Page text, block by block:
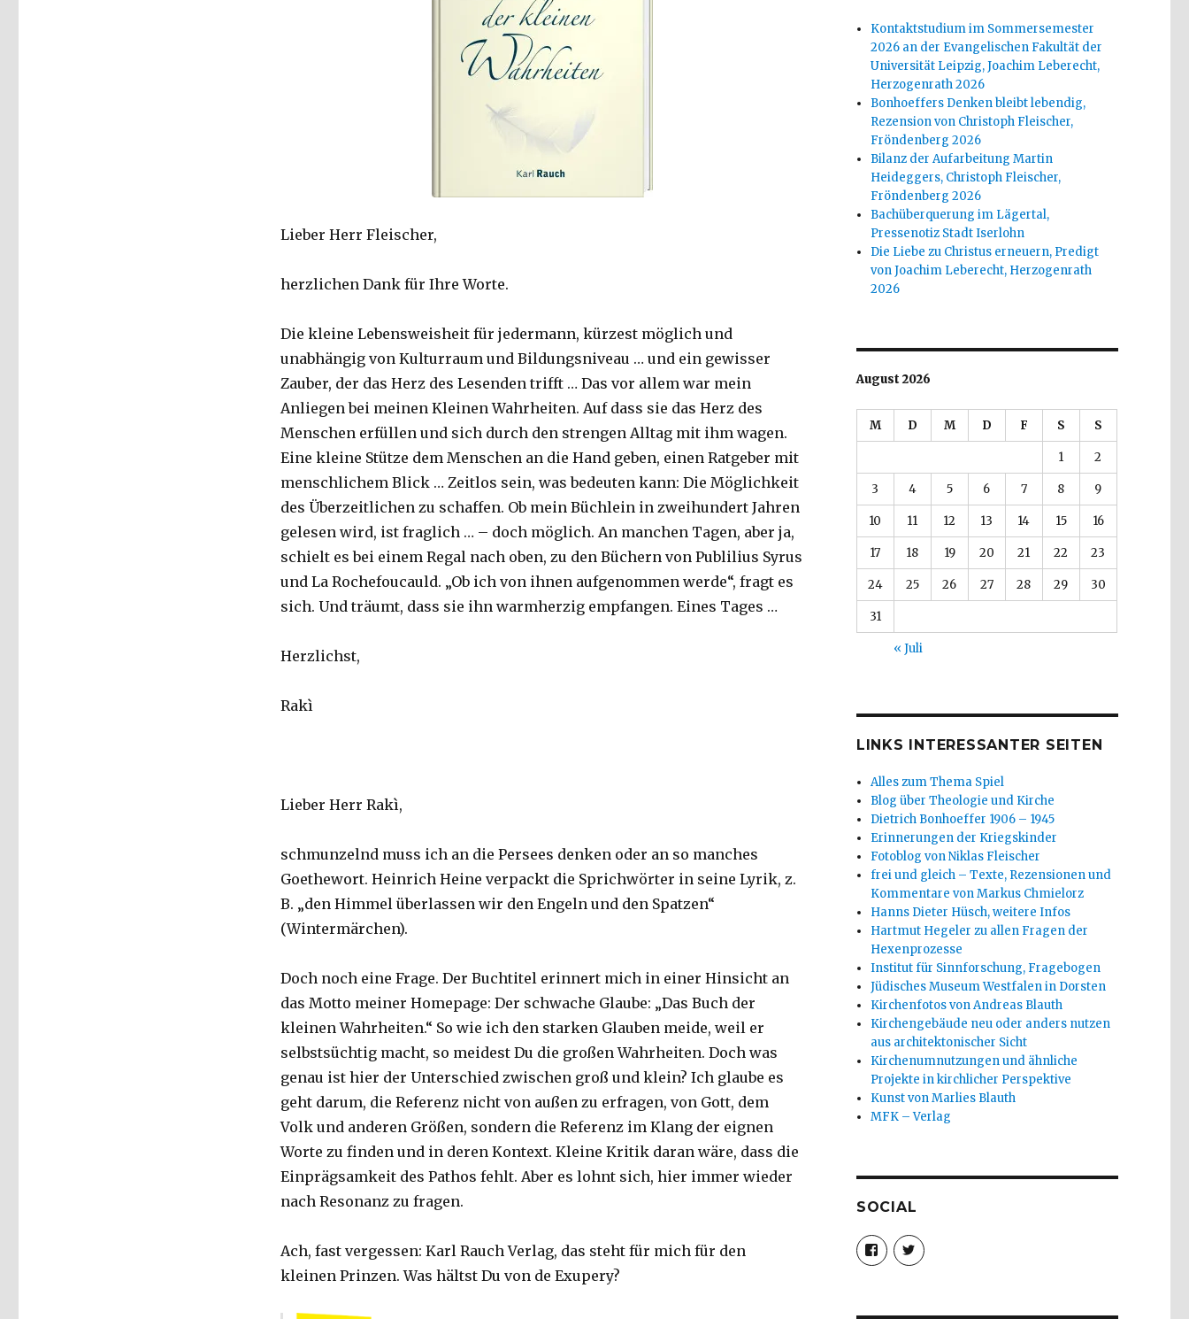
Lieber Herr Fleischer,
herzlichen Dank für Ihre Worte.
Die kleine Lebensweisheit für jedermann, kürzest möglich und
unabhängig von Kulturraum und Bildungsniveau … und ein gewisser
Zauber, der das Herz des Lesenden trifft … Das vor allem war mein
Anliegen bei meinen Kleinen Wahrheiten. Auf dass sie das Herz des
Menschen erfüllen und sich durch den strengen Alltag mit ihm wagen.
Eine kleine Stütze dem Menschen an die Hand geben, einen Ratgeber mit
menschlichem Blick … Zeitlos sein, was bedeuten kann: Die Möglichkeit
des Überzeitlichen zu schaffen. Ob mein Büchlein in zweihundert Jahren
gelesen wird, ist fraglich … – doch möglich. An manchen Tagen, aber ja,
schielt es bei einem Regal nach oben, zu den Büchern von Publilius Syrus
und La Rochefoucauld. „Ob ich von ihnen aufgenommen werde“, fragt es
sich. Und träumt, dass sie ihn warmherzig empfangen. Eines Tages …
Herzlichst,
Rakì
Lieber Herr Rakì,
schmunzelnd muss ich an die Persees denken oder an so manches
Goethewort. Heinrich Heine verpackt die Sprichwörter in seine Lyrik, z.
B. „den Himmel überlassen wir den Engeln und den Spatzen“
(Wintermärchen).
Doch noch eine Frage. Der Buchtitel erinnert mich in einer Hinsicht an
das Motto meiner Homepage: Der schwache Glaube: „Das Buch der
kleinen Wahrheiten.“ So wie ich den starken Glauben meide, weil er
selbstsüchtig macht, so meidest Du die großen Wahrheiten. Doch was
genau ist hier der Unterschied zwischen groß und klein? Ich glaube es
geht darum, die Referenz nicht von außen zu erfragen, von Gott, dem
Volk und anderen Größen, sondern die Referenz im Klang der eignen
Worte zu finden und in deren Kontext. Kleine Kritik daran wäre, dass die
Einprägsamkeit des Pathos fehlt. Aber es lohnt sich, hier immer wieder
nach Resonanz zu fragen.
Ach, fast vergessen: Karl Rauch Verlag, das steht für mich für den
kleinen Prinzen. Was hältst Du von de Exupery?
Kontaktstudium im Sommersemester
2026 an der Evangelischen Fakultät der
Universität Leipzig, Joachim Leberecht,
Herzogenrath 2026
Bonhoeffers Denken bleibt lebendig,
Rezension von Christoph Fleischer,
Fröndenberg 2026
Bilanz der Aufarbeitung Martin
Heideggers, Christoph Fleischer,
Fröndenberg 2026
Bachüberquerung im Lägertal,
Pressenotiz Stadt Iserlohn
Die Liebe zu Christus erneuern, Predigt
von Joachim Leberecht, Herzogenrath
2026
August 2026
M D M D F S S
1 2
3 4 5 6 7 8 9
10 11 12 13 14 15 16
17 18 19 20 21 22 23
24 25 26 27 28 29 30
31
« Juli
LINKS INTERESSANTER SEITEN
Alles zum Thema Spiel
Blog über Theologie und Kirche
Dietrich Bonhoeffer 1906 – 1945
Erinnerungen der Kriegskinder
Fotoblog von Niklas Fleischer
frei und gleich – Texte, Rezensionen und
Kommentare von Markus Chmielorz
Hanns Dieter Hüsch, weitere Infos
Hartmut Hegeler zu allen Fragen der
Hexenprozesse
Institut für Sinnforschung, Fragebogen
Jüdisches Museum Westfalen in Dorsten
Kirchenfotos von Andreas Blauth
Kirchengebäude neu oder anders nutzen
aus architektonischer Sicht
Kirchenumnutzungen und ähnliche
Projekte in kirchlicher Perspektive
Kunst von Marlies Blauth
MFK – Verlag
SOCIAL
Profil
von
christoph.fleischer1
anzeigen
Profil
von
anzeigen